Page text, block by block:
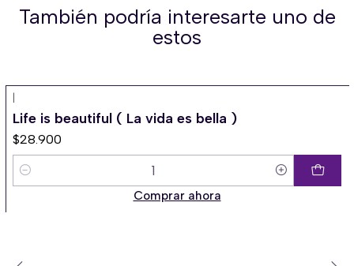
También podría interesarte uno de
estos
Life is beautiful ( La vida es bella )
$28.900
Cantidad
Comprar ahora